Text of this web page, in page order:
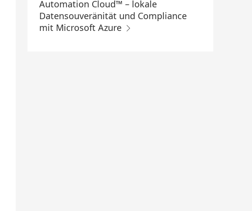
Automation Cloud™ – lokale
Datensouveränität und Compliance
mit Microsoft Azure